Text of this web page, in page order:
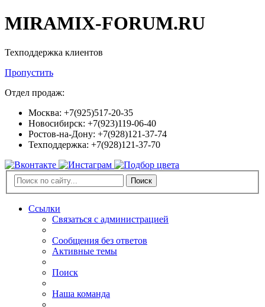
MIRAMIX-FORUM.RU
Техподдержка клиентов
Пропустить
Отдел продаж:
Москва: +7(925)517-20-35
Новосибирск: +7(923)119-06-40
Ростов-на-Дону: +7(928)121-37-74
Техподдержка: +7(928)121-37-70
Поиск
Ссылки
Связаться с администрацией
Сообщения без ответов
Активные темы
Поиск
Наша команда